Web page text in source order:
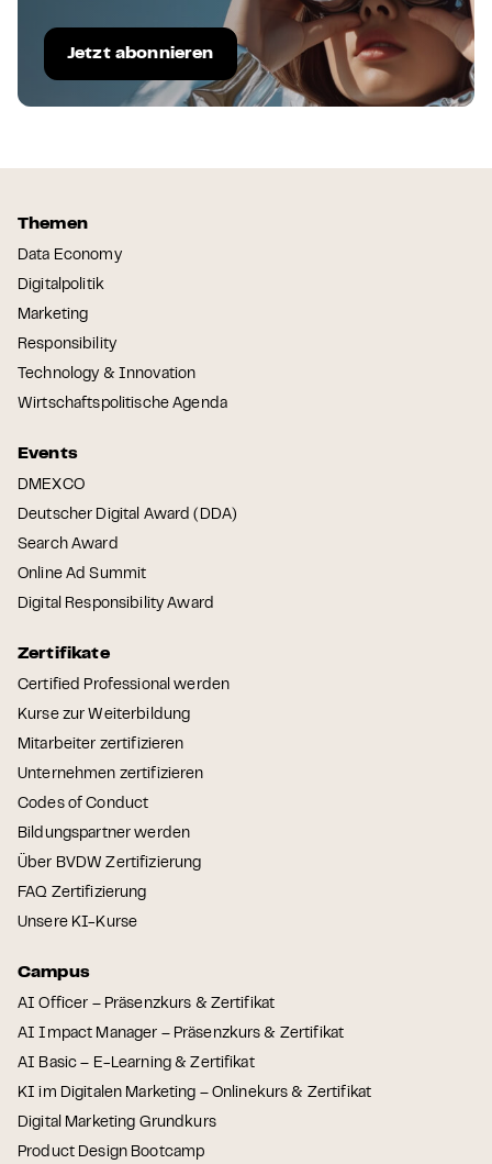
Jetzt abonnieren
Themen
Data Economy
Digitalpolitik
Marketing
Responsibility
Technology & Innovation
Wirtschaftspolitische Agenda
Events
DMEXCO
Deutscher Digital Award (DDA)
Search Award
Online Ad Summit
Digital Responsibility Award
Zertifikate
Certified Professional werden
Kurse zur Weiterbildung
Mitarbeiter zertifizieren
Unternehmen zertifizieren
Codes of Conduct
Bildungspartner werden
Über BVDW Zertifizierung
FAQ Zertifizierung
Unsere KI-Kurse
Campus
AI Officer – Präsenzkurs & Zertifikat
AI Impact Manager – Präsenzkurs & Zertifikat
AI Basic – E-Learning & Zertifikat
KI im Digitalen Marketing – Onlinekurs & Zertifikat
Digital Marketing Grundkurs
Product Design Bootcamp